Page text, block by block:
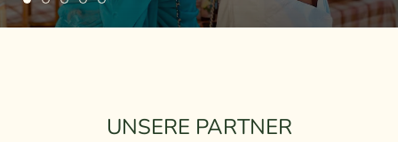
UNSERE PARTNER